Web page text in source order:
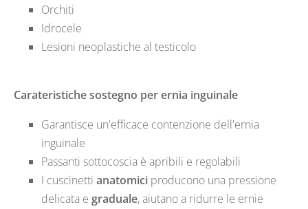
Orchiti
Idrocele
Lesioni neoplastiche al testicolo
Carateristiche sostegno per ernia inguinale
Garantisce un'efficace contenzione dell'ernia
inguinale
Passanti sottocoscia è apribili e regolabili
I cuscinetti anatomici producono una pressione
delicata e graduale, aiutano a ridurre le ernie